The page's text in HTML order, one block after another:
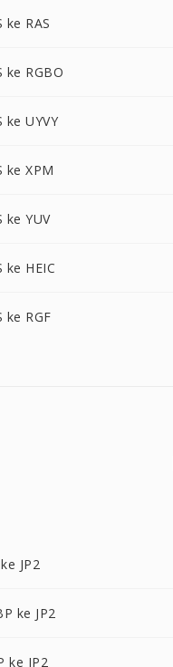
ke RAS
ke RGBO
ke UYVY
ke XPM
ke YUV
ke HEIC
ke RGF
JP2
ke JP2
ke JP2